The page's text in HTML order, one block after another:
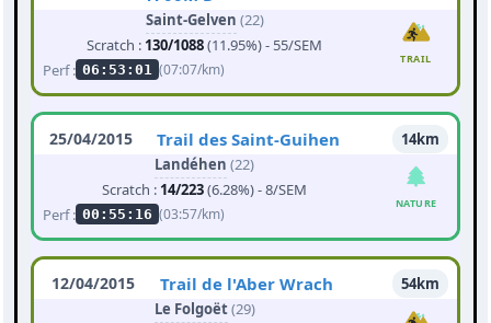
Saint-Gelven (22)
Scratch : 130/1088(11.95%) - 55/SEM
Perf : 06:53:01 (07:07/km)
TRAIL
25/04/2015 Trail des Saint-Guihen
14km
Landéhen (22)
Scratch : 14/223(6.28%) - 8/SEM
Perf : 00:55:16 (03:57/km)
NATURE
12/04/2015 Trail de l'Aber Wrach
54km
Le Folgoët(29)